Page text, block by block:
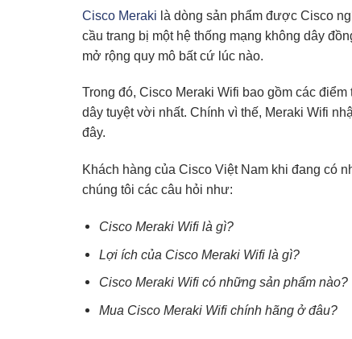
Cisco Meraki là dòng sản phẩm được Cisco
cầu trang bị một hệ thống mạng không dây
mở rộng quy mô bất cứ lúc nào.
Trong đó, Cisco Meraki Wifi bao gồm các
dây tuyệt vời nhất. Chính vì thế, Meraki Wifi
đây.
Khách hàng của Cisco Việt Nam khi đang có
chúng tôi các câu hỏi như:
Cisco Meraki Wifi là gì?
Lợi ích của Cisco Meraki Wifi là gì?
Cisco Meraki Wifi có những sản phẩm nào?
Mua Cisco Meraki Wifi chính hãng ở đâu?